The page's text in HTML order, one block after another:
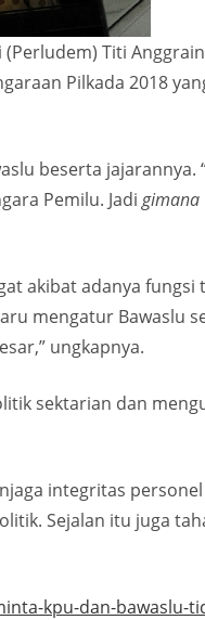
Titi
Pilkada 2018
beserta
Pemilu. Jadi gimana
akibat adanya fungsi
mengatur Bawaslu
ungkapnya.
sektarian dan
integritas
Sejalan itu juga
kpu-dan-bawaslu-